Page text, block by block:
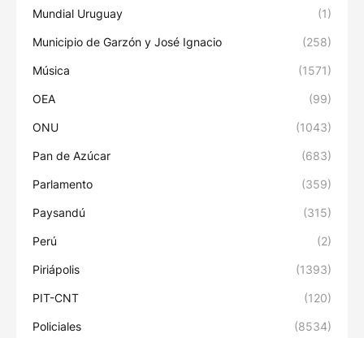
Mundial Uruguay (1)
Municipio de Garzón y José Ignacio (258)
Música (1571)
OEA (99)
ONU (1043)
Pan de Azúcar (683)
Parlamento (359)
Paysandú (315)
Perú (2)
Piriápolis (1393)
PIT-CNT (120)
Policiales (8534)